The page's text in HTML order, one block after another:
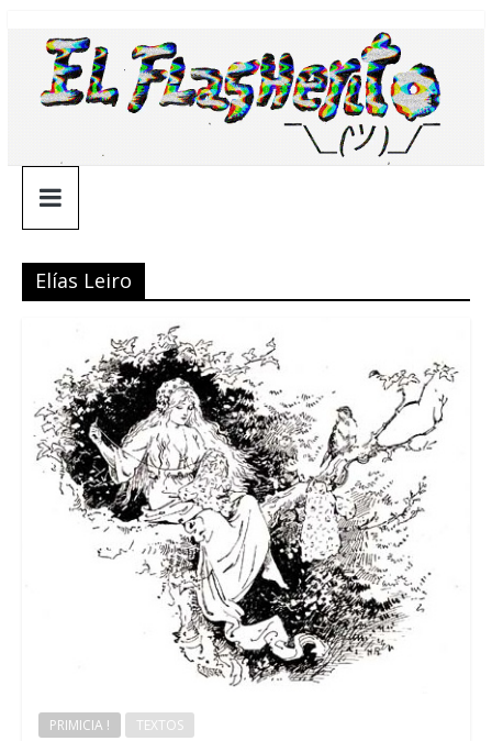
contenido
¯\_(ツ)_/
¯
Elías Leiro
PRIMICIA ! TEXTOS